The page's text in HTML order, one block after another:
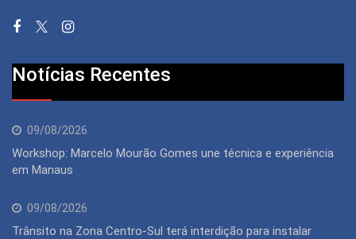
Notícias Recentes
09/08/2026
Workshop: Marcelo Mourão Gomes une técnica e experiência
em Manaus
09/08/2026
Trânsito na Zona Centro-Sul terá interdição para instalar